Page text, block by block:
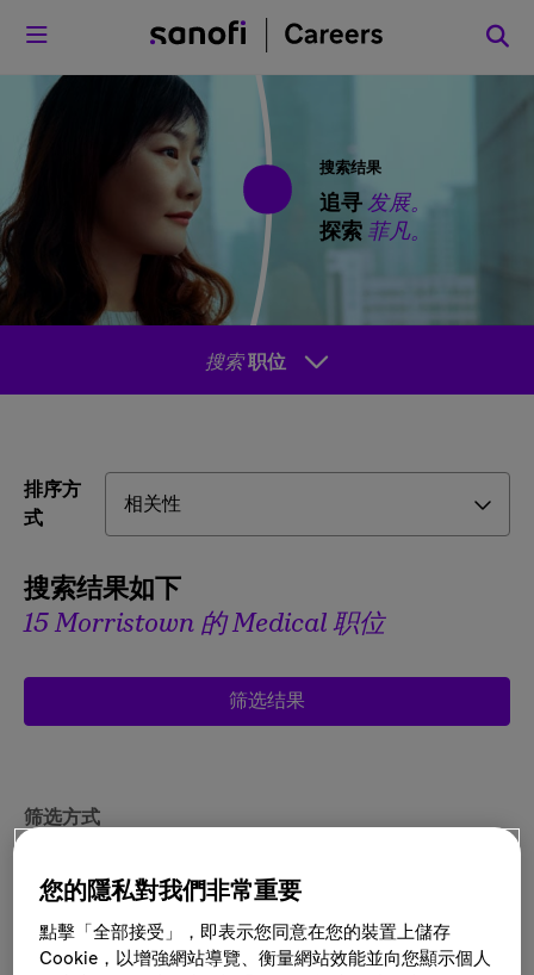
搜索结果
追寻 发展。
探索 菲凡。
搜索 职位
排序方
式
搜索结果如下
15 Morristown 的 Medical 职位
筛选结果
筛选方式
City: Morristown, 田纳西州, 美国
您的隱私對我們非常重要
點擊「全部接受」，即表示您同意在您的裝置上儲存
Cookie，以增強網站導覽、衡量網站效能並向您顯示個人